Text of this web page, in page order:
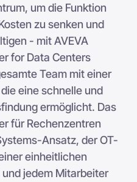
um die Funktion
zu senken und
- mit AVEVA
for Data Centers
Team mit einer
eine schnelle und
ermöglicht. Das
für Rechenzentren
Ansatz, der OT-
einheitlichen
jedem Mitarbeiter